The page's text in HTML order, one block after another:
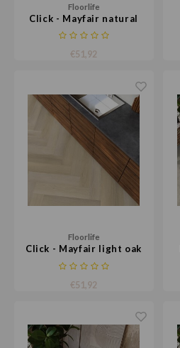
Floorlife
Click - Mayfair natural
€51,92
Floorlife
Click - Mayfair light oak
€51,92